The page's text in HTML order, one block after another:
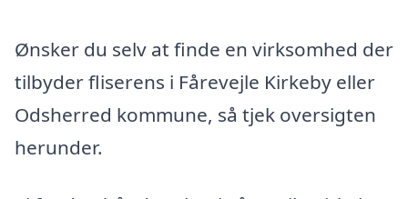
Ønsker du selv at finde en virksomhed der
tilbyder fliserens i Fårevejle Kirkeby eller
Odsherred kommune, så tjek oversigten
herunder.